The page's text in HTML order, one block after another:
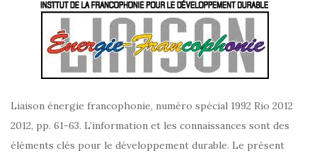
Liaison énergie francophonie, numéro spécial 1992 Rio 2012
2012, pp. 61-63. L’information et les connaissances sont des
éléments clés pour le développement durable. Le présent